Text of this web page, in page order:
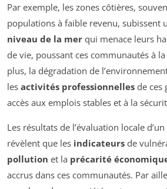
Par exemple, les zones côtières,
populations à faible revenu, subissent
niveau de la mer qui menace leurs
de vie, poussant ces communautés à la
plus, la dégradation de
les activités professionnelles de ces
accès aux emplois stables et à la
Les résultats de l’évaluation locale
révèlent que les indicateurs de
pollution et la précarité
accrus dans ces communautés. Par